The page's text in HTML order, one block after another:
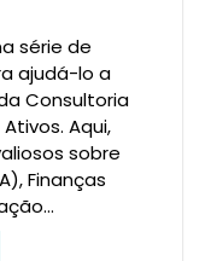
ajudá-lo a
Consultoria
Aqui,
sobre
Finanças